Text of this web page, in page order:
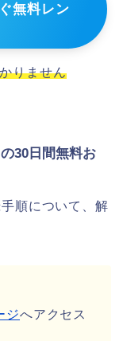
無料レン
りません
30日間無料お
順について、解
ジへアクセス